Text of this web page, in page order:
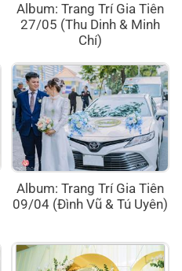
Album: Trang Trí Gia Tiên
27/05 (Thu Dinh & Minh
Chí)
Album: Trang Trí Gia Tiên
09/04 (Đình Vũ & Tú Uyên)